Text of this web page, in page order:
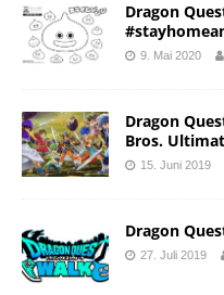
Dragon
9. Mai 2020
Dragon
Bros.
15. Juni 2019
Dragon
27. Juli 2019